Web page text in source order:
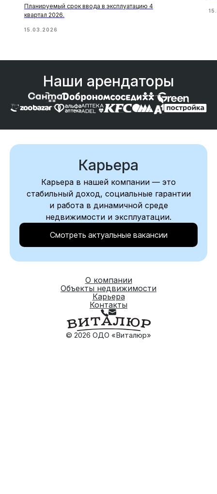
Планируемый срок ввода в эксплуатацию 4
квартал 2026.
15.03.2026
Наши арендаторы
Карьера
Карьера в нашей компании — это
стабильный доход, социальные гарантии
и работа в динамичной среде
недвижимости и эксплуатации.
Смотреть актуальные вакансии
© 2026 ОДО «Виталюр»
О компании
Объекты недвижимости
Карьера
Контакты